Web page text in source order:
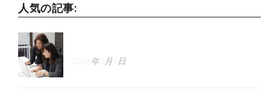
人気の記事:
2016年3月9日